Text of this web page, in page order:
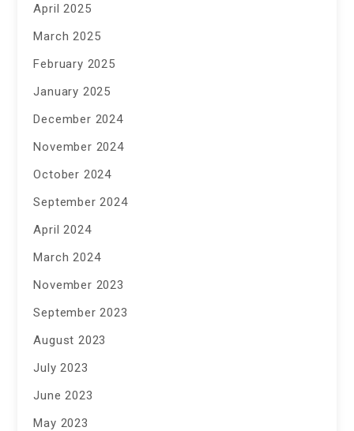
April 2025
March 2025
February 2025
January 2025
December 2024
November 2024
October 2024
September 2024
April 2024
March 2024
November 2023
September 2023
August 2023
July 2023
June 2023
May 2023